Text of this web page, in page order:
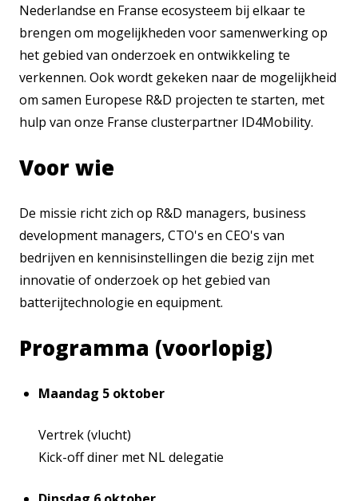
Nederlandse en Franse ecosysteem bij elkaar te
brengen om mogelijkheden voor samenwerking op
het gebied van onderzoek en ontwikkeling te
verkennen. Ook wordt gekeken naar de mogelijkheid
om samen Europese R&D projecten te starten, met
hulp van onze Franse clusterpartner ID4Mobility.
Voor wie
De missie richt zich op R&D managers, business
development managers, CTO's en CEO's van
bedrijven en kennisinstellingen die bezig zijn met
innovatie of onderzoek op het gebied van
batterijtechnologie en equipment.
Programma (voorlopig)
Maandag 5 oktober
Vertrek (vlucht)
Kick-off diner met NL delegatie